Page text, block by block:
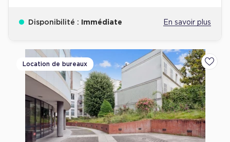
Disponibilité : Immédiate En savoir plus
Location de bureaux